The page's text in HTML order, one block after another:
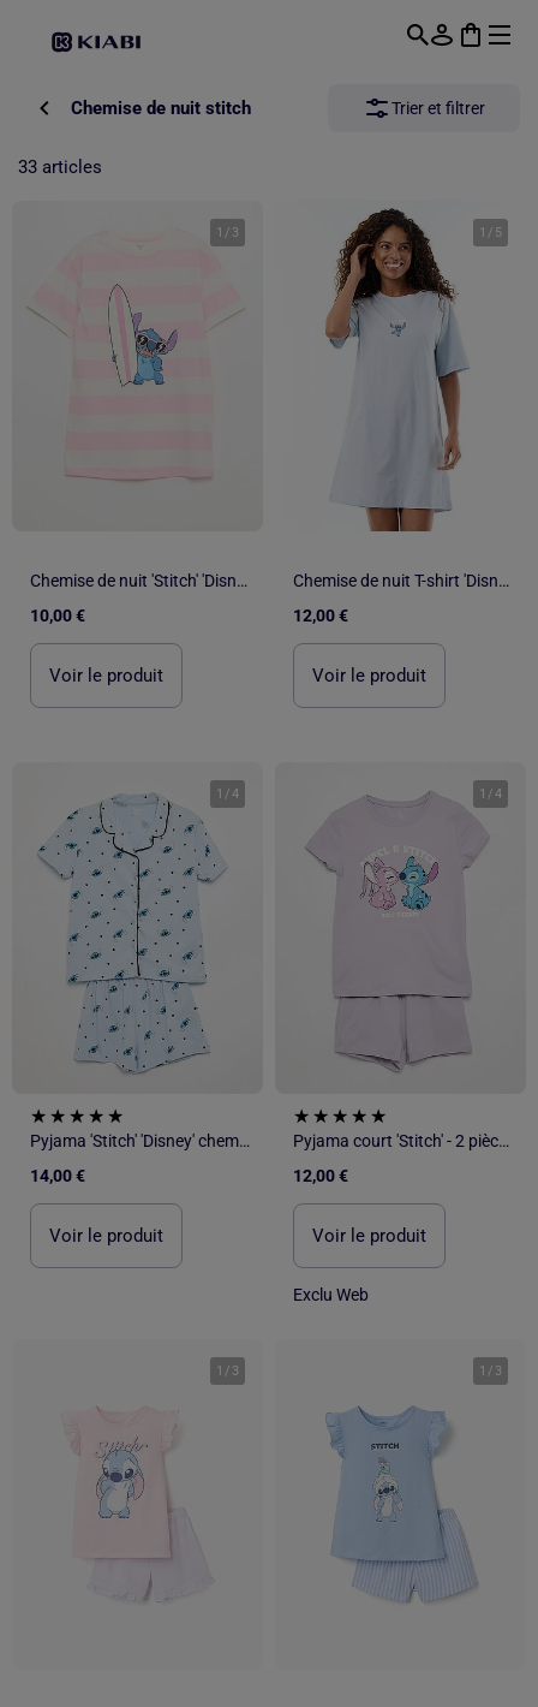
Chemise de nuit stitch Trier et filtrer
33 articles
1 / 3
Chemise de nuit 'Stitch' 'Disney'
10,00 €
Voir le produit
1 / 5
Chemise de nuit T-shirt 'Disney' 'Stitch'
12,00 €
Voir le produit
1 /4
Pyjama 'Stitch' 'Disney' chemise manches courtes + short - 2 pièces
14,00 €
Voir le produit
1 /4
Pyjama court 'Stitch' - 2 pièces
12,00 €
Voir le produit
Exclu Web
1 / 3 1 / 3